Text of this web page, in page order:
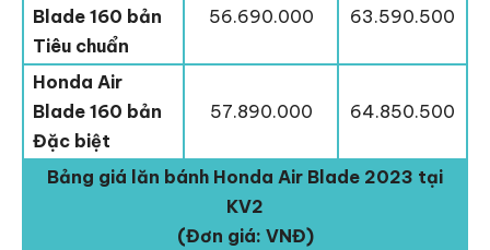
Blade 160 bản
Tiêu chuẩn
56.690.000 63.590.500
Honda Air
Blade 160 bản
Đặc biệt
57.890.000 64.850.500
Bảng giá lăn bánh Honda Air Blade 2023 tại
KV2
(Đơn giá: VNĐ)